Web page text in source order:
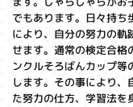
でもあります。日々持ち
により、自分の努力の軌
せます。通常の検定合格
ンクルそろばんカップ
します。その事により、
た努力の仕方、学習法を